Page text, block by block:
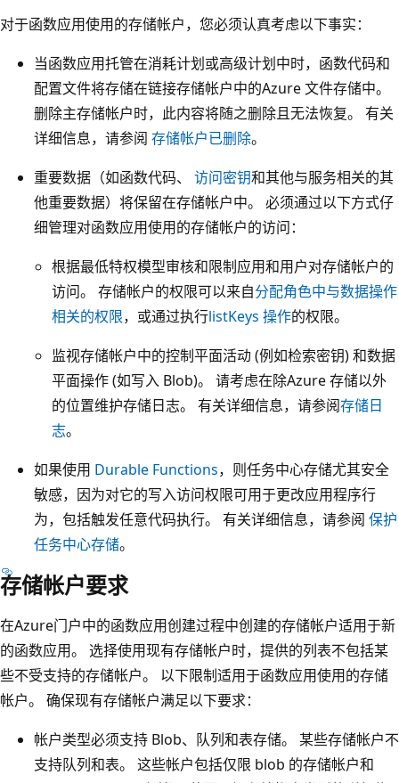
对于函数应用使用的存储帐户，您必须认真考虑以下事实：
当函数应用托管在消耗计划或高级计划中时，函数代码和
配置文件将存储在链接存储帐户中的Azure 文件存储中。
删除主存储帐户时，此内容将随之删除且无法恢复。 有关
详细信息，请参阅 存储帐户已删除。
重要数据（如函数代码、 访问密钥和其他与服务相关的其
他重要数据）将保留在存储帐户中。 必须通过以下方式仔
细管理对函数应用使用的存储帐户的访问：
根据最低特权模型审核和限制应用和用户对存储帐户的
访问。 存储帐户的权限可以来自分配角色中与数据操作
相关的权限，或通过执行listKeys 操作的权限。
监视存储帐户中的控制平面活动 (例如检索密钥) 和数据
平面操作 (如写入 Blob)。 请考虑在除Azure 存储以外
的位置维护存储日志。 有关详细信息，请参阅存储日
志。
如果使用 Durable Functions，则任务中心存储尤其安全
敏感，因为对它的写入访问权限可用于更改应用程序行
为，包括触发任意代码执行。 有关详细信息，请参阅 保护
任务中心存储。
存储帐户要求
在Azure门户中的函数应用创建过程中创建的存储帐户适用于新
的函数应用。 选择使用现有存储帐户时，提供的列表不包括某
些不受支持的存储帐户。 以下限制适用于函数应用使用的存储
帐户。 确保现有存储帐户满足以下要求：
帐户类型必须支持 Blob、队列和表存储。 某些存储帐户不
支持队列和表。 这些帐户包括仅限 blob 的存储帐户和